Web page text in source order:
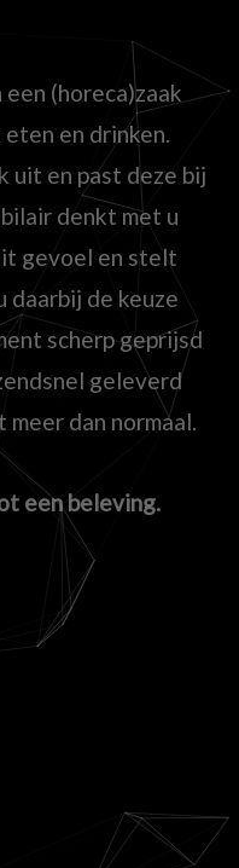
(horeca)zaak
en drinken.
uit en past deze bij
denkt met u
gevoel en stelt
daarbij de keuze
scherp geprijsd
geleverd
dan normaal.
een beleving.